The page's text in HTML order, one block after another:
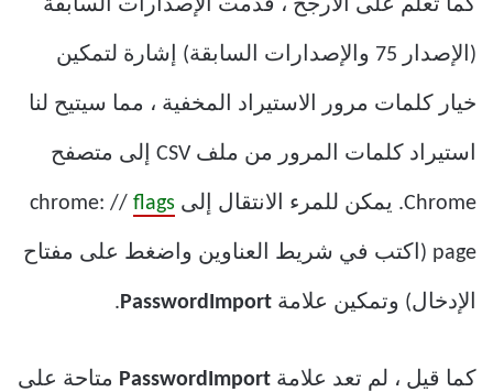
كما تعلم على الأرجح ، قدمت الإصدارات السابقة
(الإصدار 75 والإصدارات السابقة) إشارة لتمكين
خيار كلمات مرور الاستيراد المخفية ، مما سيتيح لنا
استيراد كلمات المرور من ملف CSV إلى متصفح
Chrome. يمكن للمرء الانتقال إلى chrome: // flags
page (اكتب في شريط العناوين واضغط على مفتاح
الإدخال) وتمكين علامة PasswordImport
.
كما قيل ، لم تعد علامة PasswordImport متاحة على